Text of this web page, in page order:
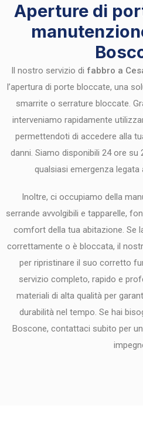
Aperture di
Il nostro servizio di fabbro a
l’apertura di porte bloccate, una
smarrite o serrature bloccate.
interveniamo rapidamente
permettendoti di accedere alla
danni. Siamo disponibili 24 ore su
qualsiasi emergenza legata
Inoltre, ci occupiamo della
serrande avvolgibili e tapparelle,
comfort della tua abitazione. Se
correttamente o è bloccata, il
per ripristinare il suo corretto
servizio completo, rapido e
materiali di alta qualità per
durabilità nel tempo. Se hai
Boscone, contattaci subito per